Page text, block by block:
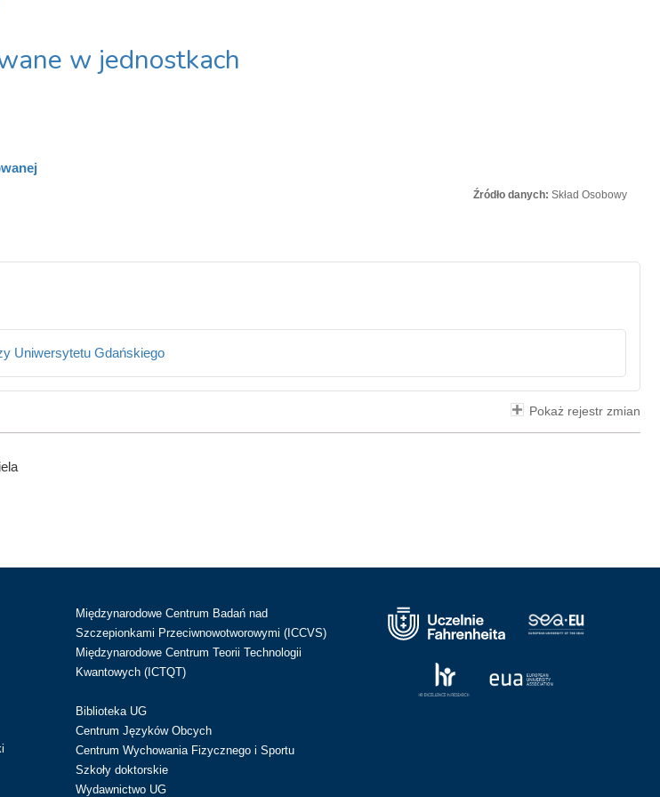
w jednostkach
Źródło danych: Skład Osobowy
Uniwersytetu Gdańskiego
Pokaż rejestr zmian
Międzynarodowe Centrum Badań nad
Szczepionkami Przeciwnowotworowymi (ICCVS)
Międzynarodowe Centrum Teorii Technologii
Kwantowych (ICTQT)
Biblioteka UG
Centrum Języków Obcych
Centrum Wychowania Fizycznego i Sportu
Szkoły doktorskie
Wydawnictwo UG